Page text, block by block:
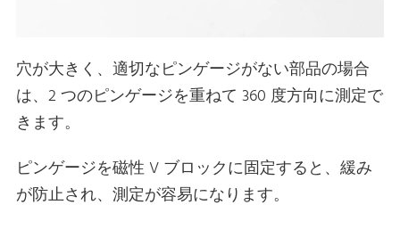
穴が大きく、適切なピンゲージがない部品の場合
は、2 つのピンゲージを重ねて 360 度方向に測定で
きます。
ピンゲージを磁性 V ブロックに固定すると、緩み
が防止され、測定が容易になります。